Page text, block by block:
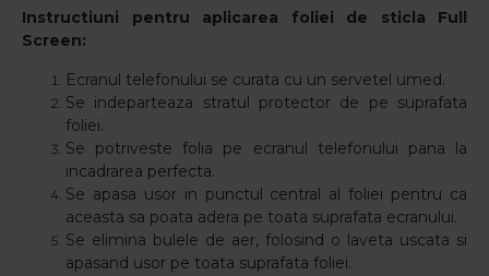
Instructiuni pentru aplicarea foliei de sticla Full
Screen:
Ecranul telefonului se curata cu un servetel umed.
Se indeparteaza stratul protector de pe suprafata
foliei.
Se potriveste folia pe ecranul telefonului pana la
incadrarea perfecta.
Se apasa usor in punctul central al foliei pentru ca
aceasta sa poata adera pe toata suprafata ecranului.
Se elimina bulele de aer, folosind o laveta uscata si
apasand usor pe toata suprafata foliei.